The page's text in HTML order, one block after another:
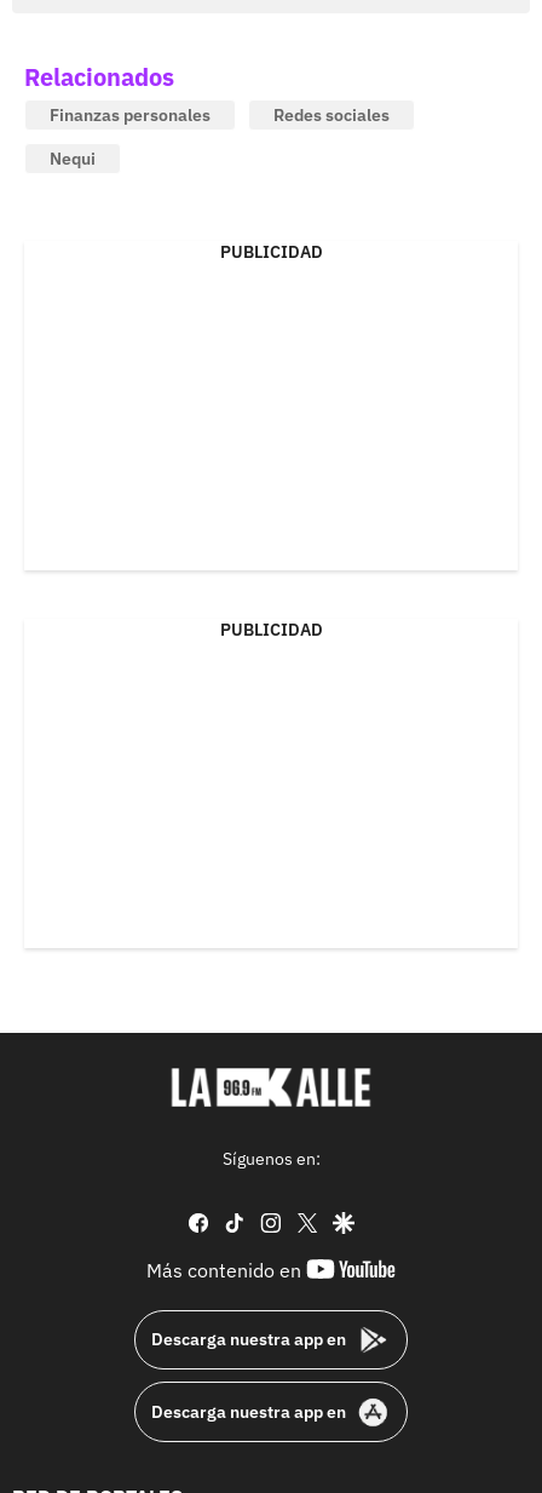
Relacionados
Finanzas personales
Redes sociales
Nequi
PUBLICIDAD
PUBLICIDAD
Síguenos en:
facebook
tiktok instagram
twittergoogle
Más contenido en
youtube-
Descarga nuestra app en
Descarga nuestra app en